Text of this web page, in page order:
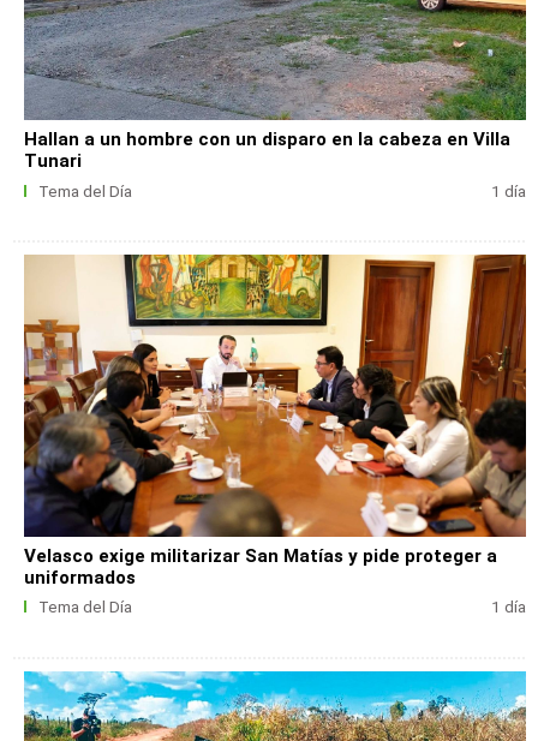
Hallan a un hombre con un disparo en la cabeza en Villa
Tunari
Tema del Día 1 día
Velasco exige militarizar San Matías y pide proteger a
uniformados
Tema del Día 1 día